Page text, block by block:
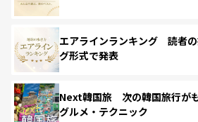
エアラインランキング 読者
グ形式で発表
Next韓国旅 次の韓国旅行が
グルメ・テクニック